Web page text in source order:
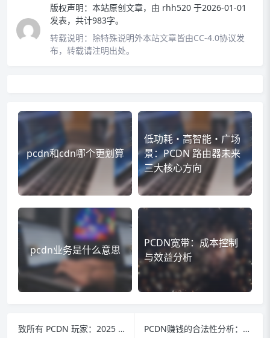
版权声明： 本站原创文章，由 rhh520 于2026-01-01
发表，共计983字。
转载说明： 除特殊说明外本站文章皆由CC-4.0协议发
布，转载请注明出处。
pcdn和cdn哪个更划算
低功耗・高智能・广场
景：PCDN 路由器未来
三大核心方向
pcdn业务是什么意思
PCDN宽带：成本控制
与效益分析
致所有 PCDN 玩家：2025 年，我们一起经历的限速、AI 与新机遇
PCDN赚钱的合法性分析：不同主体的视角